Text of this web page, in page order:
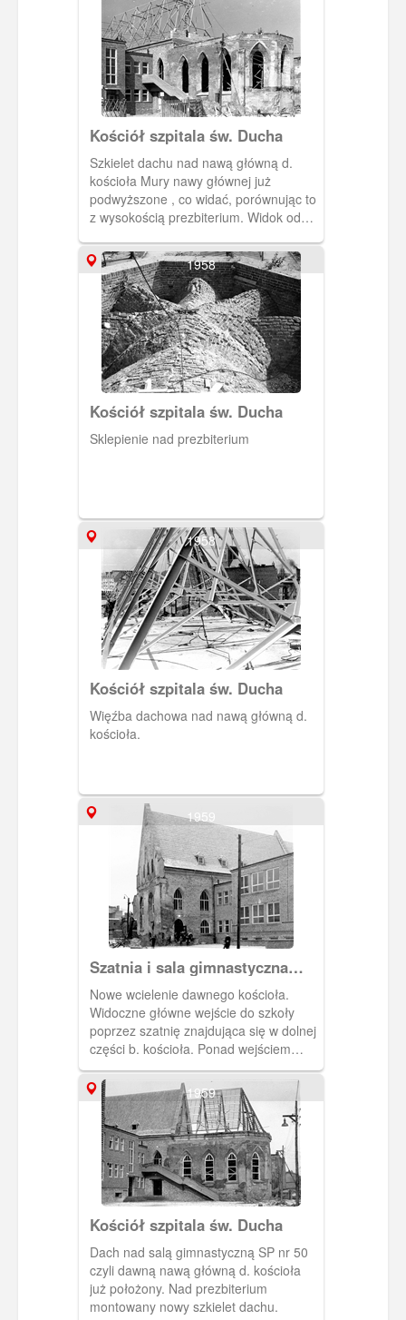
Kościół szpitala św. Ducha
Szkielet dachu nad nawą główną d.
kościoła Mury nawy głównej już
podwyższone , co widać, porównując to
z wysokością prezbiterium. Widok od
1958
Kościół szpitala św. Ducha
Sklepienie nad prezbiterium
1958
Kościół szpitala św. Ducha
Więźba dachowa nad nawą główną d.
kościoła.
1959
Szatnia i sala gimnastyczna
przy SP nr 50
Nowe wcielenie dawnego kościoła.
Widoczne główne wejście do szkoły
poprzez szatnię znajdująca się w dolnej
części b. kościoła. Ponad wejściem
widoczne większe okna doświetlające,
znajdującą się tamże salę
gimnastyczną. Z prawej strony budynek
szkolny zbudowany całkowicie od nowa,
położony wzdłuż ul. Grobla IV.
1959
Kościół szpitala św. Ducha
Dach nad salą gimnastyczną SP nr 50
czyli dawną nawą główną d. kościoła
już położony. Nad prezbiterium
montowany nowy szkielet dachu.